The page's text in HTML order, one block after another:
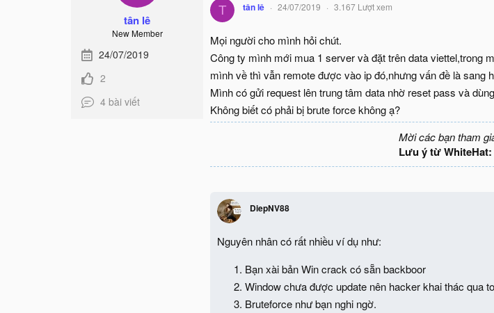
tân lê
New Member
24/07/2019
2
4 bài viết
T tân lê 24/07/2019 3.167 Lượt xem
Mọi người cho mình hỏi chút.
Công ty mình mới mua 1 server và đặt trên data viettel,trong
mình về thì vẫn remote được vào ip đó,nhưng vấn đề là sang
Mình có gửi request lên trung tâm data nhờ reset pass và
Không biết có phải bị brute force không ạ?
Mời các bạn tham
Lưu ý từ WhiteHat:
DiepNV88
Nguyên nhân có rất nhiều ví dụ như:
Bạn xài bản Win crack có sẵn backboor
Window chưa được update nên hacker khai thác qua
Bruteforce như bạn nghi ngờ.